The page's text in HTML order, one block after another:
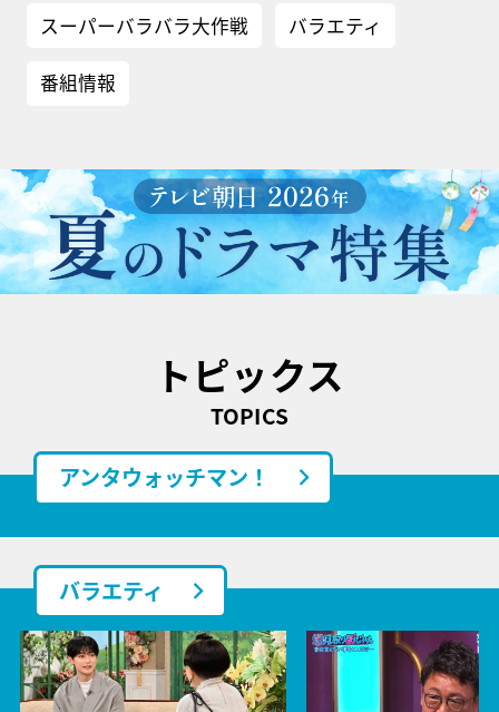
スーパーバラバラ大作戦 バラエティ
番組情報
トピックス
TOPICS
アンタウォッチマン！
バラエティ